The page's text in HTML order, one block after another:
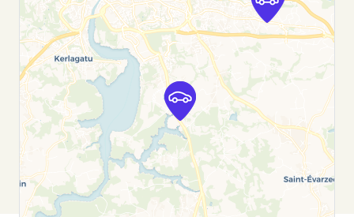
QUIMPER, FR-29, 29000
Voir l'agence
Free2Move Rent - KERNISY AUTOMOBILES
- QUIMPER (C)
55 ALLEE DE KERNISY
QUIMPER, 29000
Voir l'agence